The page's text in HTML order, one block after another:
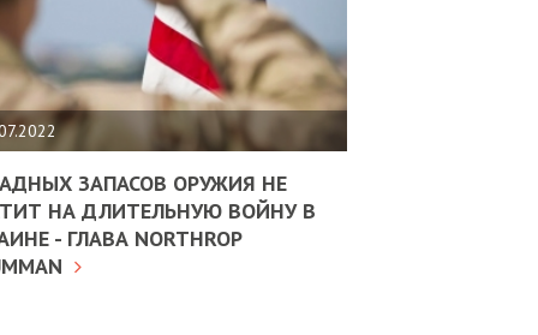
ЗАПАСОВ ОРУЖИЯ НЕ
НА ДЛИТЕЛЬНУЮ ВОЙНУ В
- ГЛАВА NORTHROP
10.02.2025